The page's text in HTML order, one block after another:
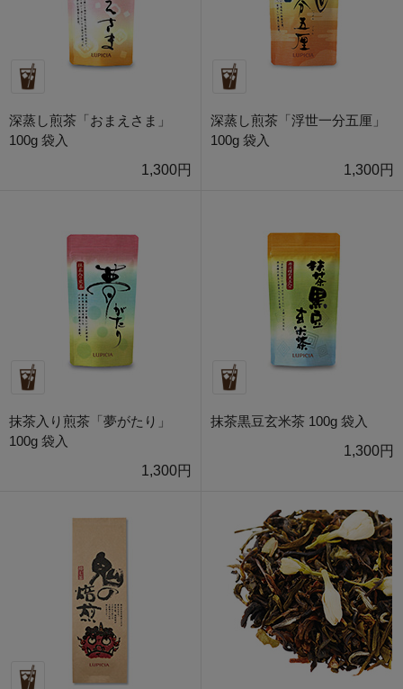
深蒸し煎茶「おまえさま」
100g 袋入
1,300円
深蒸し煎茶「浮世一分五厘」
100g 袋入
1,300円
抹茶入り煎茶「夢がたり」
100g 袋入
1,300円
抹茶黒豆玄米茶 100g 袋入
1,300円